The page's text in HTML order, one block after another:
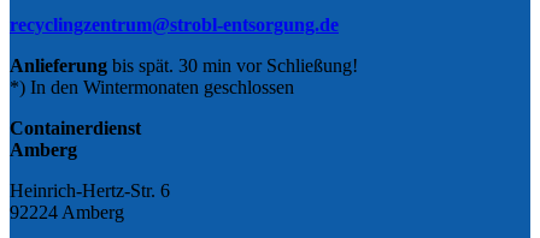
recyclingzentrum@strobl-entsorgung.de
Anlieferung bis spät. 30 min vor Schließung!
*) In den Wintermonaten geschlossen
Containerdienst
Amberg
Heinrich-Hertz-Str. 6
92224 Amberg